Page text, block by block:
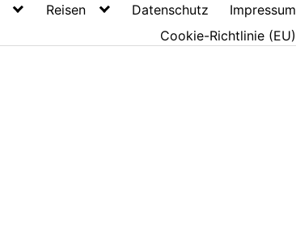
Reisen Datenschutz
Impressum
Cookie-Richtlinie (EU)